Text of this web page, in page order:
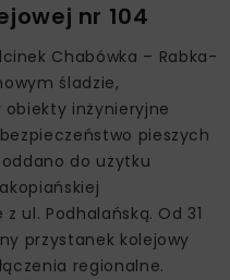
nr 104
Chabówka – Rabka-
śladzie,
inżynieryjne
pieszych
do użytku
ul. Podhalańską. Od 31
przystanek kolejowy
regionalne.